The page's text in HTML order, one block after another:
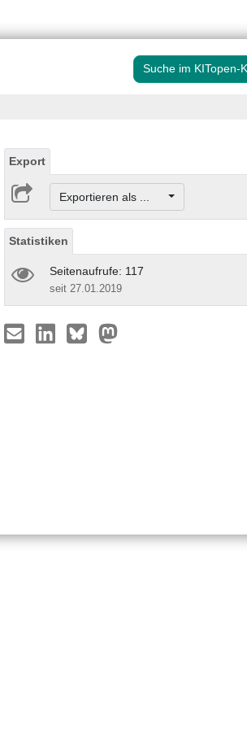
Suche im KITopen-
Export
Exportieren als ...
Statistiken
Seitenaufrufe: 117
seit 27.01.2019